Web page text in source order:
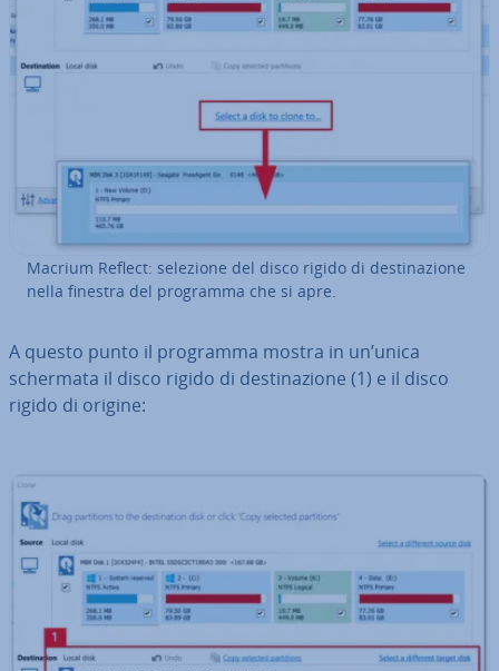
Macrium Reflect: selezione del disco rigido di de­sti­na­zio­ne
nella finestra del programma che si apre.
A questo punto il programma mostra in un’unica
schermata il disco rigido di de­sti­na­zio­ne (1) e il disco
rigido di origine: